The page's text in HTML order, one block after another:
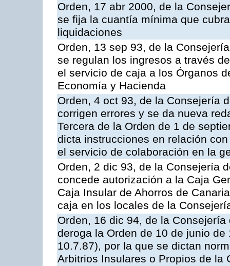
Orden, 17 abr 2000, de la
se fija la cuantía mínima que
liquidaciones
Orden, 13 sep 93, de la
se regulan los ingresos a través
el servicio de caja a los Órganos
Economía y Hacienda
Orden, 4 oct 93, de la Consejería
corrigen errores y se da nueva
Tercera de la Orden de 1 de
dicta instrucciones en relación
el servicio de colaboración en la
Orden, 2 dic 93, de la Consejería
concede autorización a la Caja
Caja Insular de Ahorros de
caja en los locales de la
Orden, 16 dic 94, de la
deroga la Orden de 10 de junio
10.7.87), por la que se dictan
Arbitrios Insulares o Propios de la